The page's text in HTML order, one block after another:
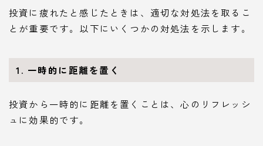
投資に疲れたと感じたときは、適切な対処法を取るこ
とが重要です。以下にいくつかの対処法を示します。
1. 一時的に距離を置く
投資から一時的に距離を置くことは、心のリフレッシ
ュに効果的です。